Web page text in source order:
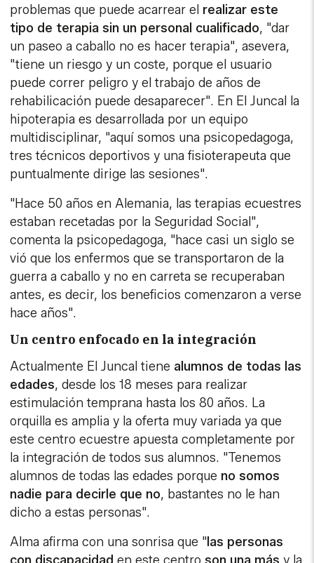
problemas que puede acarrear el realizar este
tipo de terapia sin un personal cualificado, "dar
un paseo a caballo no es hacer terapia", asevera,
"tiene un riesgo y un coste, porque el usuario
puede correr peligro y el trabajo de años de
rehabilicación puede desaparecer". En El Juncal la
hipoterapia es desarrollada por un equipo
multidisciplinar, "aquí somos una psicopedagoga,
tres técnicos deportivos y una fisioterapeuta que
puntualmente dirige las sesiones".
"Hace 50 años en Alemania, las terapias ecuestres
estaban recetadas por la Seguridad Social",
comenta la psicopedagoga, "hace casi un siglo se
vió que los enfermos que se transportaron de la
guerra a caballo y no en carreta se recuperaban
antes, es decir, los beneficios comenzaron a verse
hace años".
Un centro enfocado en la integración
Actualmente El Juncal tiene alumnos de todas las
edades, desde los 18 meses para realizar
estimulación temprana hasta los 80 años. La
orquilla es amplia y la oferta muy variada ya que
este centro ecuestre apuesta completamente por
la integración de todos sus alumnos. "Tenemos
alumnos de todas las edades porque no somos
nadie para decirle que no, bastantes no le han
dicho a estas personas".
Alma afirma con una sonrisa que "las personas
con discapacidad en este centroson una más y la